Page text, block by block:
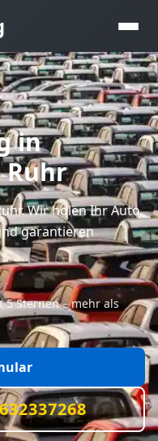
in
. Wir holen Ihr Auto
garantieren
Sternen – mehr als